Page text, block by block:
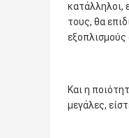
κατάλληλοι,
τους, θα
Και η
μεγάλες,